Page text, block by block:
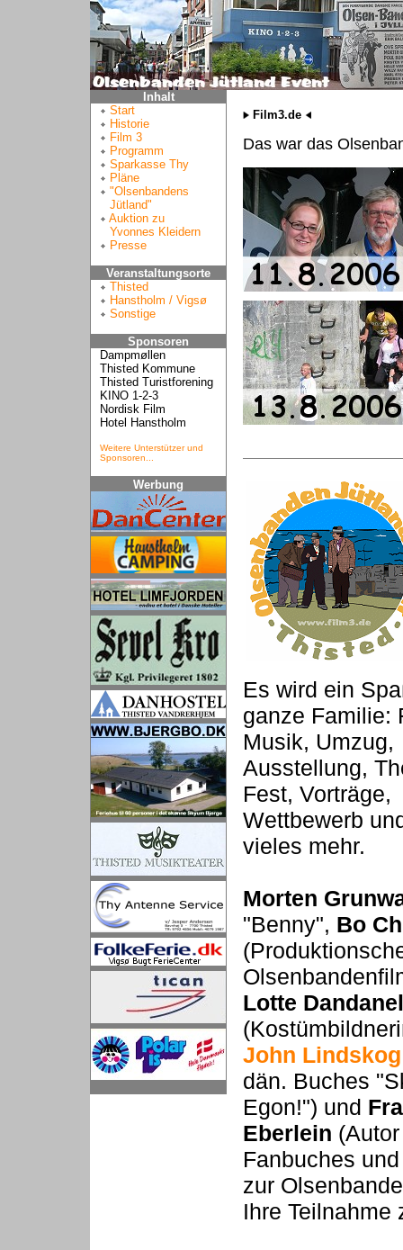
Inhalt
Start
Historie
Film 3
Programm
Sparkasse Thy
Pläne
"Olsenbandens
Jütland"
Auktion zu
Yvonnes Kleidern
Presse
Veranstaltungsorte
Thisted
Hanstholm / Vigsø
Sonstige
Sponsoren
Dampmøllen
Thisted Kommune
Thisted Turistforening
KINO 1-2-3
Nordisk Film
Hotel Hanstholm
Weitere Unterstützer und
Sponsoren...
Werbung
Film3.de
Das war das
Es wird ein
ganze Familie:
Musik, Umzug,
Ausstellung,
Fest, Vorträge,
Wettbewerb
vieles mehr.
Morten
"Benny", Bo
Lotte
John Lindskog
dän. Buches
Egon!") und
Eberlein
Fanbuches
zur
Ihre Teilnahme